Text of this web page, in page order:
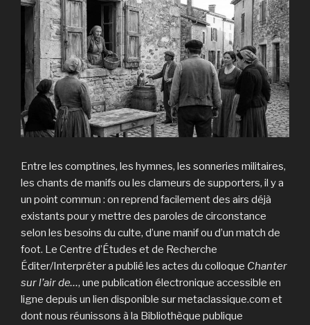
Entre les comptines, les hymnes, les sonneries militaires,
les chants de manifs ou les clameurs de supporters, il y a
un point commun : on reprend facilement des airs déjà
existants pour y mettre des paroles de circonstance
selon les besoins du culte, d’une manif ou d’un match de
foot. Le Centre d’Études et de Recherche
Éditer/Interpréter a publié les actes du colloque Chanter
sur l’air de…, une publication électronique accessible en
ligne depuis un lien disponible sur metaclassique.com et
dont nous réunissons à la Bibliothèque publique